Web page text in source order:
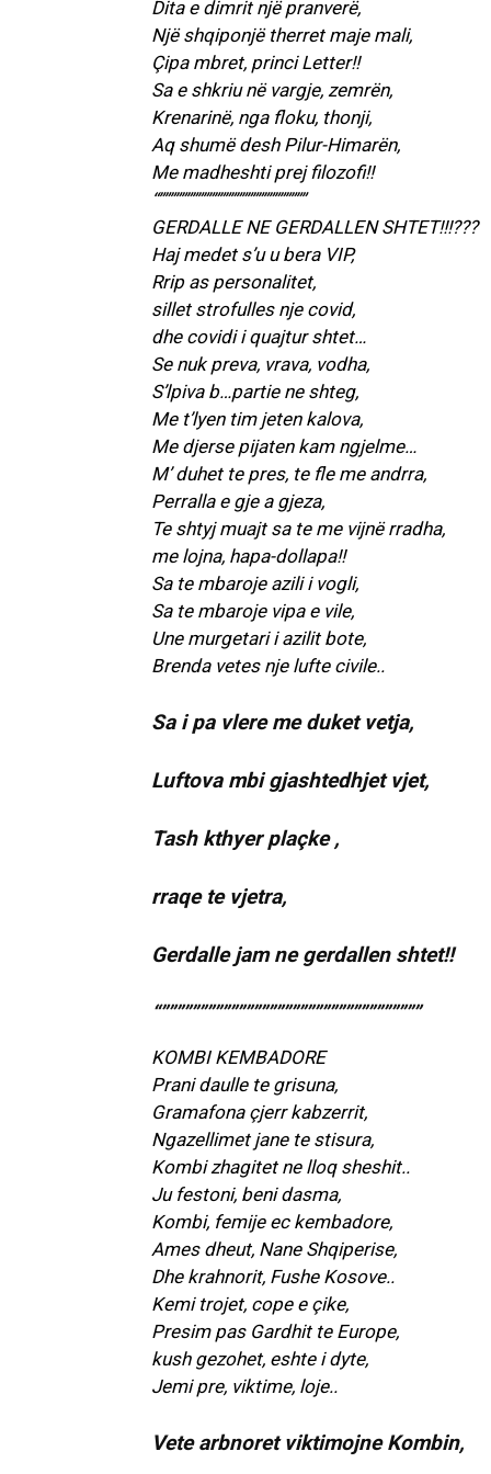
Dita e dimrit një pranverë,
Një shqiponjë therret maje mali,
Çipa mbret, princi Letter!!
Sa e shkriu në vargje, zemrën,
Krenarinë, nga floku, thonji,
Aq shumë desh Pilur-Himarën,
Me madheshti prej filozofi!!
“”””””””””””””””””””””””””””
GERDALLE NE GERDALLEN SHTET!!!???
Haj medet s’u u bera VIP,
Rrip as personalitet,
sillet strofulles nje covid,
dhe covidi i quajtur shtet…
Se nuk preva, vrava, vodha,
S’lpiva b…partie ne shteg,
Me t’lyen tim jeten kalova,
Me djerse pijaten kam ngjelme…
M’ duhet te pres, te fle me andrra,
Perralla e gje a gjeza,
Te shtyj muajt sa te me vijnë rradha,
me lojna, hapa-dollapa!!
Sa te mbaroje azili i vogli,
Sa te mbaroje vipa e vile,
Une murgetari i azilit bote,
Brenda vetes nje lufte civile..
Sa i pa vlere me duket vetja,
Luftova mbi gjashtedhjet vjet,
Tash kthyer plaçke ,
rraqe te vjetra,
Gerdalle jam ne gerdallen shtet!!
“””””””””””””””””””””””””””””””””””
KOMBI KEMBADORE
Prani daulle te grisuna,
Gramafona çjerr kabzerrit,
Ngazellimet jane te stisura,
Kombi zhagitet ne lloq sheshit..
Ju festoni, beni dasma,
Kombi, femije ec kembadore,
Ames dheut, Nane Shqiperise,
Dhe krahnorit, Fushe Kosove..
Kemi trojet, cope e çike,
Presim pas Gardhit te Europe,
kush gezohet, eshte i dyte,
Jemi pre, viktime, loje..
Vete arbnoret viktimojne Kombin,